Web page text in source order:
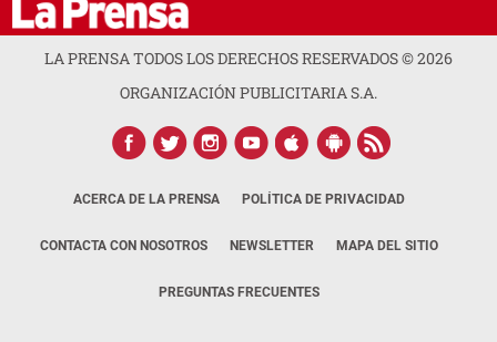
LA PRENSA TODOS LOS DERECHOS RESERVADOS ©2026
ORGANIZACIÓN PUBLICITARIA S.A.
ACERCA DE LA PRENSA POLÍTICA DE PRIVACIDAD
CONTACTA CON NOSOTROS NEWSLETTER MAPA DEL SITIO
PREGUNTAS FRECUENTES